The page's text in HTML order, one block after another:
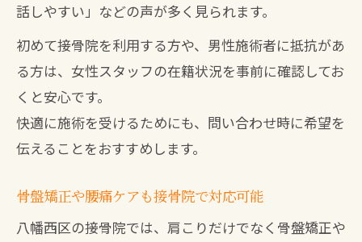
話しやすい」などの声が多く見られます。
初めて接骨院を利用する方や、男性施術者に抵抗があ
る方は、女性スタッフの在籍状況を事前に確認してお
くと安心です。
快適に施術を受けるためにも、問い合わせ時に希望を
伝えることをおすすめします。
骨盤矯正や腰痛ケアも接骨院で対応可能
八幡西区の接骨院では、肩こりだけでなく骨盤矯正や